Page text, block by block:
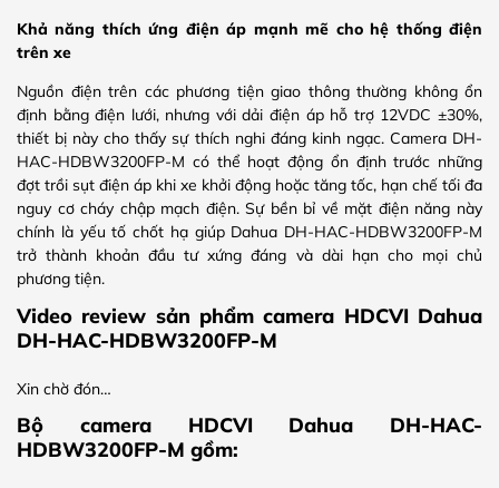
Khả năng thích ứng điện áp mạnh mẽ cho hệ thống điện
trên xe
Nguồn điện trên các phương tiện giao thông thường không ổn
định bằng điện lưới, nhưng với dải điện áp hỗ trợ 12VDC ±30%,
thiết bị này cho thấy sự thích nghi đáng kinh ngạc. Camera DH-
HAC-HDBW3200FP-M có thể hoạt động ổn định trước những
đợt trồi sụt điện áp khi xe khởi động hoặc tăng tốc, hạn chế tối đa
nguy cơ cháy chập mạch điện. Sự bền bỉ về mặt điện năng này
chính là yếu tố chốt hạ giúp Dahua DH-HAC-HDBW3200FP-M
trở thành khoản đầu tư xứng đáng và dài hạn cho mọi chủ
phương tiện.
Video review sản phẩm camera HDCVI Dahua
DH-HAC-HDBW3200FP-M
Xin chờ đón…
Bộ camera HDCVI Dahua DH-HAC-
HDBW3200FP-M gồm: